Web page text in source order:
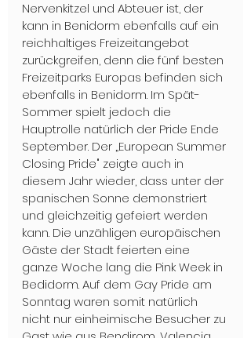
Nervenkitzel und Abteuer ist, der
kann in Benidorm ebenfalls auf ein
reichhaltiges Freizeitangebot
zurückgreifen, denn die fünf besten
Freizeitparks Europas befinden sich
ebenfalls in Benidorm. Im Spät-
Sommer spielt jedoch die
Hauptrolle natürlich der Pride Ende
September. Der „European Summer
Closing Pride" zeigte auch in
diesem Jahr wieder, dass unter der
spanischen Sonne demonstriert
und gleichzeitig gefeiert werden
kann. Die unzähligen europäischen
Gäste der Stadt feierten eine
ganze Woche lang die Pink Week in
Bedidorm. Auf dem Gay Pride am
Sonntag waren somit natürlich
nicht nur einheimische Besucher zu